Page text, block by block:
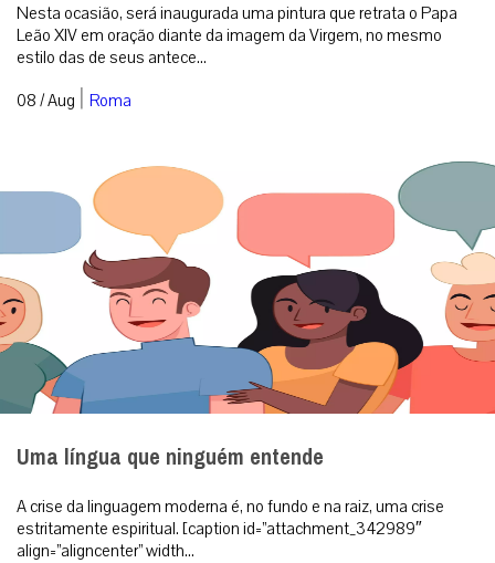
Nesta ocasião, será inaugurada uma pintura que retrata o Papa
Leão XIV em oração diante da imagem da Virgem, no mesmo
estilo das de seus antece...
08 / Aug | Roma
Uma língua que ninguém entende
A crise da linguagem moderna é, no fundo e na raiz, uma crise
estritamente espiritual. [caption id=”attachment_342989″
align=”aligncenter” width...